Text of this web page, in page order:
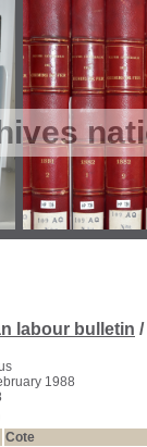
labour bulletin
1988
Cote